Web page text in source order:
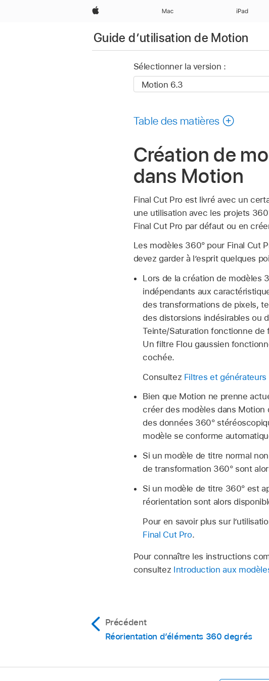
Apple Mac iPad
Guide d’utilisation de Motion
Sélectionner la version :
Table des matières
Création de
dans Motion
Final Cut Pro est livré avec un
une utilisation avec les projets
Final Cut Pro par défaut ou en
Les modèles 360° pour Final Cut
devez garder à l’esprit quelques
Lors de la création de modèles
indépendants aux
des transformations de pixels,
des distorsions indésirables ou
Teinte/Saturation fonctionne de
Un filtre Flou gaussien
cochée.
Consultez Filtres et
Bien que Motion ne prenne
créer des modèles dans
des données 360°
modèle se conforme
Si un modèle de titre normal
de transformation 360° sont
Si un modèle de titre 360° est
réorientation sont alors
Pour en savoir plus sur
Final Cut Pro.
Pour connaître les instructions
consultez Introduction aux
Précédent
Réorientation d’éléments 360 degrés